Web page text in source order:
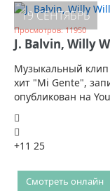
19 СЕНТЯБРЬ
Просмотров: 11950
J. Balvin, Willy
Музыкальный клип
хит "Mi Gente",
опубликован на
+11 25
Смотреть онлайн